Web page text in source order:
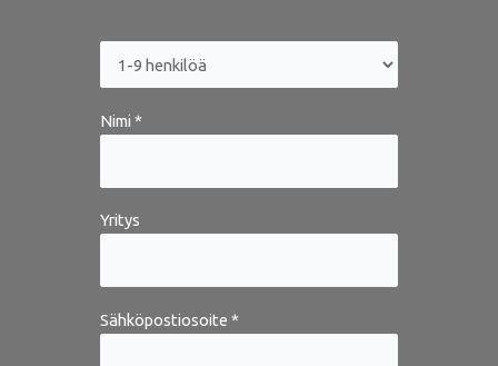
Nimi *
Yritys
Sähköpostiosoite *